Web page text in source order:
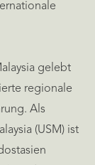
gelebt
regionale
Als
(USM) ist